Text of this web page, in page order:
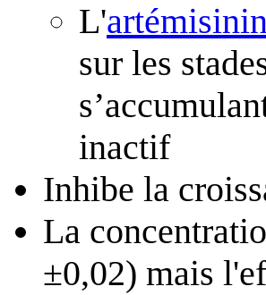
L'
sur les
inactif
Inhibe la
La
±0,02) mais